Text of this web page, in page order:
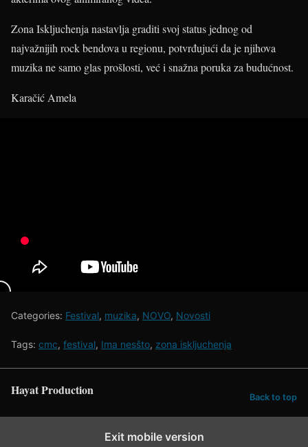
Zona Iskljuchenja nastavlja graditi svoj status jednog od
najvažnijih rock bendova u regionu, potvrđujući da je njihova
muzika ne samo glas prošlosti, već i snažna poruka za budućnost.
Karačić Amela
Categories: Festival, muzika, NOVO, Novosti
Tags: cmc, festival, Ima nesšto, zona iskljuchenja
Hayat Production Back to top
Exit mobile version